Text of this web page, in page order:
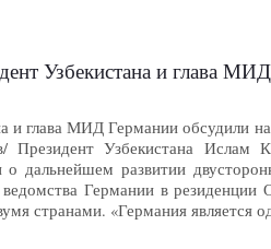
Узбекистана и глава
и глава МИД Германии обсудили
Президент Узбекистана Ислам
дальнейшем развитии
Германии в
странами. «Германия является